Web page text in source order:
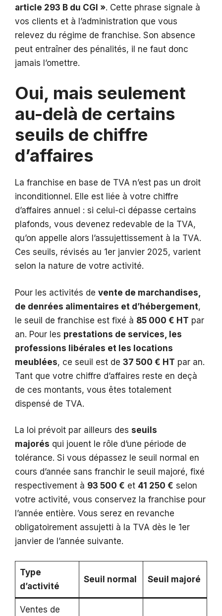
article 293 B du CGI ». Cette phrase signale à
vos clients et à l’administration que vous
relevez du régime de franchise. Son absence
peut entraîner des pénalités, il ne faut donc
jamais l’omettre.
Oui, mais seulement
au-delà de certains
seuils de chiffre
d’affaires
La franchise en base de TVA n’est pas un droit
inconditionnel. Elle est liée à votre chiffre
d’affaires annuel : si celui-ci dépasse certains
plafonds, vous devenez redevable de la TVA,
qu’on appelle alors l’assujettissement à la TVA.
Ces seuils, révisés au 1er janvier 2025, varient
selon la nature de votre activité.
Pour les activités de vente de marchandises,
de denrées alimentaires et d’hébergement,
le seuil de franchise est fixé à 85 000 € HT par
an. Pour les prestations de services, les
professions libérales et les locations
meublées, ce seuil est de 37 500 € HT par an.
Tant que votre chiffre d’affaires reste en deçà
de ces montants, vous êtes totalement
dispensé de TVA.
La loi prévoit par ailleurs des seuils
majorés qui jouent le rôle d’une période de
tolérance. Si vous dépassez le seuil normal en
cours d’année sans franchir le seuil majoré, fixé
respectivement à 93 500 € et 41 250 € selon
votre activité, vous conservez la franchise pour
l’année entière. Vous serez en revanche
obligatoirement assujetti à la TVA dès le 1er
janvier de l’année suivante.
Type
d’activité
Seuil normal Seuil majoré
Ventes de